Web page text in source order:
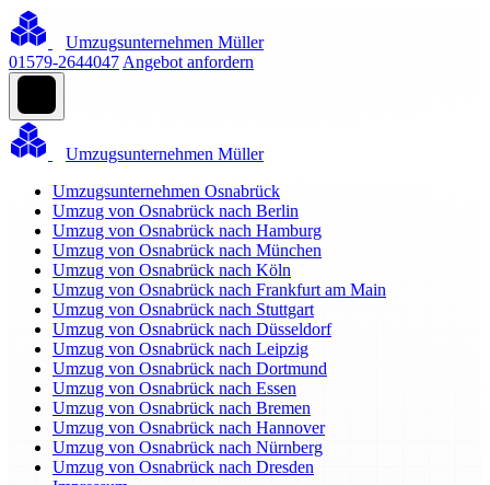
Umzugsunternehmen Müller
01579-2644047 Angebot anfordern
Umzugsunternehmen Müller
Umzugsunternehmen Osnabrück
Umzug von Osnabrück nach Berlin
Umzug von Osnabrück nach Hamburg
Umzug von Osnabrück nach München
Umzug von Osnabrück nach Köln
Umzug von Osnabrück nach Frankfurt am Main
Umzug von Osnabrück nach Stuttgart
Umzug von Osnabrück nach Düsseldorf
Umzug von Osnabrück nach Leipzig
Umzug von Osnabrück nach Dortmund
Umzug von Osnabrück nach Essen
Umzug von Osnabrück nach Bremen
Umzug von Osnabrück nach Hannover
Umzug von Osnabrück nach Nürnberg
Umzug von Osnabrück nach Dresden